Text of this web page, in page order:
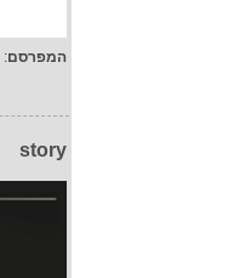
המפרסם:
story